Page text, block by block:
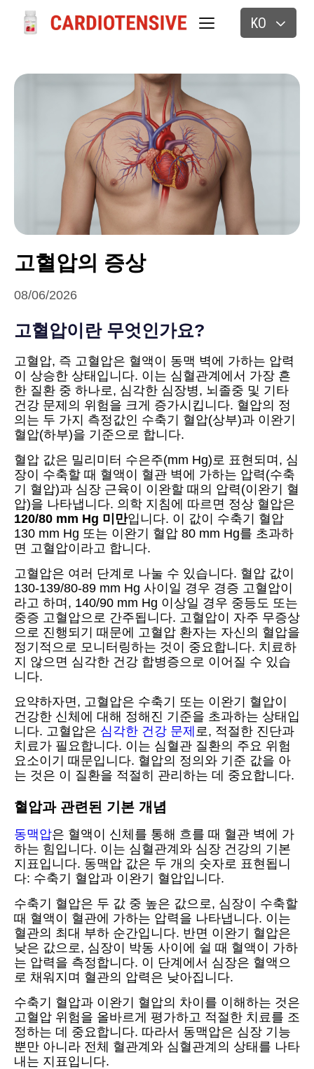
KO
고혈압의 증상
08/06/2026
고혈압이란 무엇인가요?
고혈압, 즉 고혈압은 혈액이 동맥 벽에 가하는 압력
이 상승한 상태입니다. 이는 심혈관계에서 가장 흔
한 질환 중 하나로, 심각한 심장병, 뇌졸중 및 기타
건강 문제의 위험을 크게 증가시킵니다. 혈압의 정
의는 두 가지 측정값인 수축기 혈압(상부)과 이완기
혈압(하부)을 기준으로 합니다.
혈압 값은 밀리미터 수은주(mm Hg)로 표현되며, 심
장이 수축할 때 혈액이 혈관 벽에 가하는 압력(수축
기 혈압)과 심장 근육이 이완할 때의 압력(이완기 혈
압)을 나타냅니다. 의학 지침에 따르면 정상 혈압은
120/80 mm Hg 미만입니다. 이 값이 수축기 혈압
130 mm Hg 또는 이완기 혈압 80 mm Hg를 초과하
면 고혈압이라고 합니다.
고혈압은 여러 단계로 나눌 수 있습니다. 혈압 값이
130-139/80-89 mm Hg 사이일 경우 경증 고혈압이
라고 하며, 140/90 mm Hg 이상일 경우 중등도 또는
중증 고혈압으로 간주됩니다. 고혈압이 자주 무증상
으로 진행되기 때문에 고혈압 환자는 자신의 혈압을
정기적으로 모니터링하는 것이 중요합니다. 치료하
지 않으면 심각한 건강 합병증으로 이어질 수 있습
니다.
요약하자면, 고혈압은 수축기 또는 이완기 혈압이
건강한 신체에 대해 정해진 기준을 초과하는 상태입
니다. 고혈압은 심각한 건강 문제 로, 적절한 진단과
치료가 필요합니다. 이는 심혈관 질환의 주요 위험
요소이기 때문입니다. 혈압의 정의와 기준 값을 아
는 것은 이 질환을 적절히 관리하는 데 중요합니다.
혈압과 관련된 기본 개념
동맥압은 혈액이 신체를 통해 흐를 때 혈관 벽에 가
하는 힘입니다. 이는 심혈관계와 심장 건강의 기본
지표입니다. 동맥압 값은 두 개의 숫자로 표현됩니
다: 수축기 혈압과 이완기 혈압입니다.
수축기 혈압은 두 값 중 높은 값으로, 심장이 수축할
때 혈액이 혈관에 가하는 압력을 나타냅니다. 이는
혈관의 최대 부하 순간입니다. 반면 이완기 혈압은
낮은 값으로, 심장이 박동 사이에 쉴 때 혈액이 가하
는 압력을 측정합니다. 이 단계에서 심장은 혈액으
로 채워지며 혈관의 압력은 낮아집니다.
수축기 혈압과 이완기 혈압의 차이를 이해하는 것은
고혈압 위험을 올바르게 평가하고 적절한 치료를 조
정하는 데 중요합니다. 따라서 동맥압은 심장 기능
뿐만 아니라 전체 혈관계와 심혈관계의 상태를 나타
내는 지표입니다.